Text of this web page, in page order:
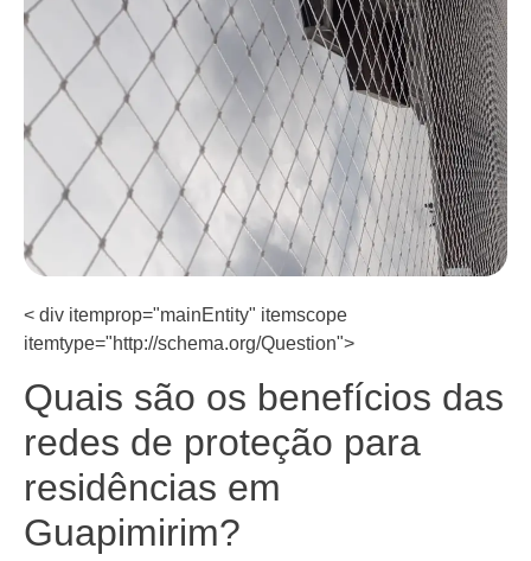
< div itemprop="mainEntity" itemscope
itemtype="http://schema.org/Question">
Quais são os benefícios das
redes de proteção para
residências em
Guapimirim?